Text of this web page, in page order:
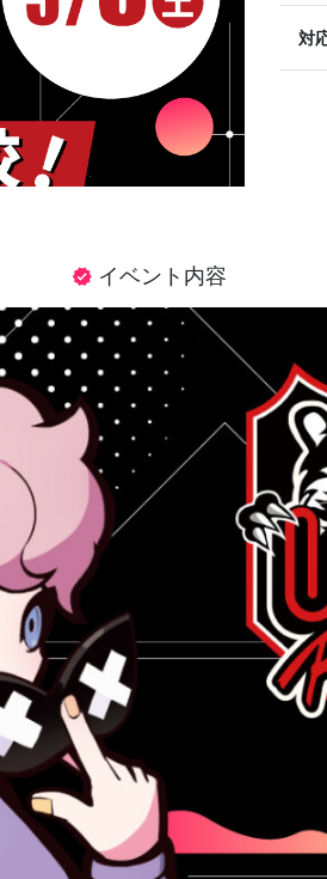
対
verified イベント内容